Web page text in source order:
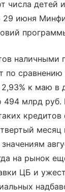
числа детей
июня
наличными
по
2,93% к маю в
494 млрд
кредитов
месяц
на рынок
ЦБ и